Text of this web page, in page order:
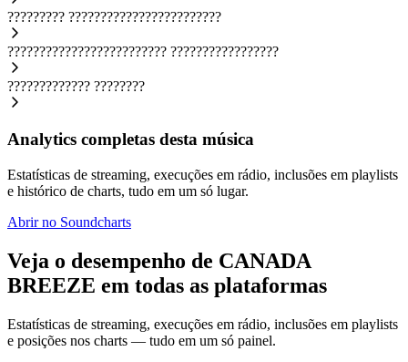
????????? ????????????????????????
????????????????????????? ?????????????????
????????????? ????????
Analytics completas desta música
Estatísticas de streaming, execuções em rádio, inclusões em playlists
e histórico de charts, tudo em um só lugar.
Abrir no Soundcharts
Veja o desempenho de CANADA
BREEZE em todas as plataformas
Estatísticas de streaming, execuções em rádio, inclusões em playlists
e posições nos charts — tudo em um só painel.